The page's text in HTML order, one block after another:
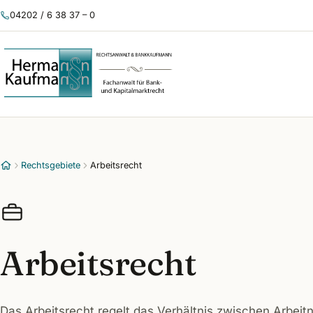
04202 / 6 38 37 – 0
Rechtsgebiete Arbeitsrecht
Arbeitsrecht